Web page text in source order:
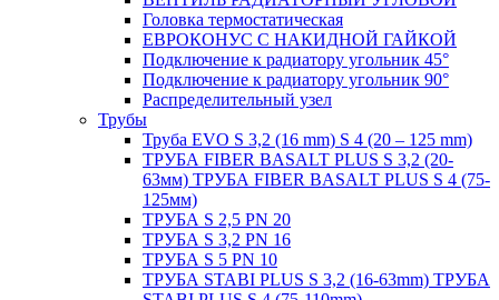
Головка термостатическая
ЕВРОКОНУС С НАКИДНОЙ ГАЙКОЙ
Подключение к радиатору угольник 45°
Подключение к радиатору угольник 90°
Распределительный узел
Трубы
Труба EVO S 3,2 (16 mm) S 4 (20 – 125 mm)
ТРУБА FIBER BASALT PLUS S 3,2 (20-
63мм) ТРУБА FIBER BASALT PLUS S 4 (75-
125мм)
ТРУБА S 2,5 PN 20
ТРУБА S 3,2 PN 16
ТРУБА S 5 PN 10
ТРУБА STABI PLUS S 3,2 (16-63mm) ТРУБА